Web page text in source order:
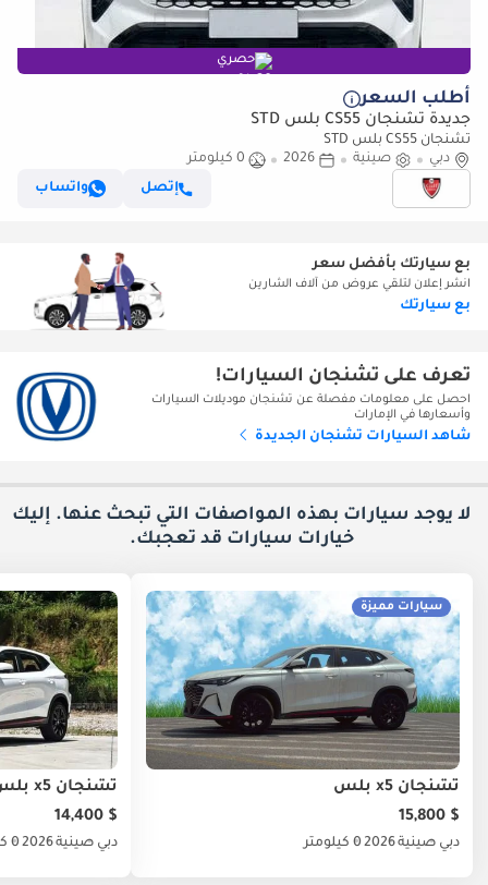
حصري
أطلب السعر
جديدة تشنجان CS55 بلس STD
تشنجان CS55 بلس STD
دبي
صينية 2026
0 كيلومتر
إتصل
واتساب
بع سيارتك بأفضل سعر
انشر إعلان لتلقي عروض من آلاف الشارين
بع سيارتك
تعرف على تشنجان السيارات!
احصل على معلومات مفصلة عن تشنجان موديلات السيارات
وأسعارها في الإمارات
شاهد السيارات تشنجان الجديدة
لا يوجد سيارات بهذه المواصفات التي تبحث عنها. إليك
خيارات سيارات قد تعجبك.
سيارات مميزة
تشنجان x5 بلس
$ 15,800
دبي صينية20260 كيلومتر
تشنجان x5 بلس
$ 14,400
دبي صينية20260 كيلومتر